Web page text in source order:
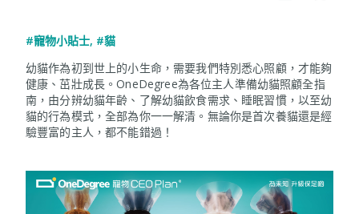
#寵物小貼士, #貓
幼貓作為初到世上的小生命，需要我們特別悉心照顧，才能夠
健康、茁壯成長。OneDegree為各位主人準備幼貓照顧全指
南，由分辨幼貓年齡、了解幼貓飲食需求、睡眠習慣，以至幼
貓的行為模式，全部為你一一解清。無論你是首次養貓還是經
驗豐富的主人，都不能錯過！